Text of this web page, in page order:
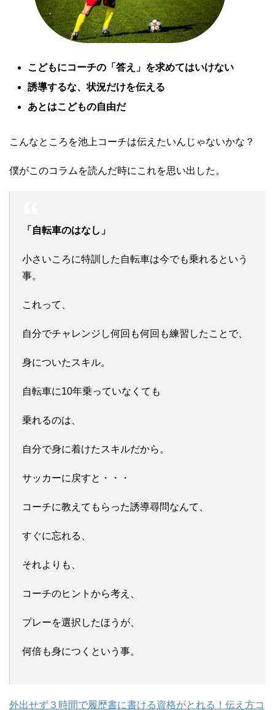
こどもにコーチの「答え」を求めてはいけない
誘導するな、状況だけを伝える
あとはこどもの自由だ
こんなところを池上コーチは伝えたいんじゃないかな？
僕がこのコラムを読んだ時にこれを思い出した。
「自転車のはなし」
小さいころに特訓した自転車は今でも乗れるという
事。
これって、
自分でチャレンジし何回も何回も練習したことで、
身についたスキル。
自転車に10年乗っていなくても
乗れるのは、
自分で身に着けたスキルだから。
サッカーに戻すと・・・
コーチに教えてもらった誘導尋問なんて、
すぐに忘れる、
それよりも、
コーチのヒントから考え、
プレーを選択したほうが、
何倍も身につくという事。
外出せず３時間で履歴書に書ける資格がとれる！伝え方コ